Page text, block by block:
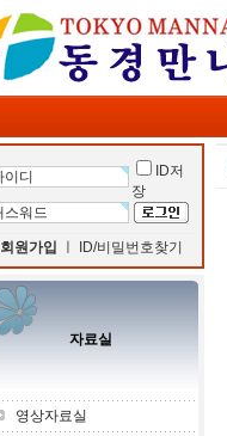
ID저
장
회원가입 ID/비밀번호찾기
자료실
영상자료실